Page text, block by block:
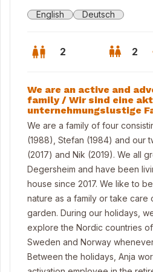
Haus im Sommer
English Deutsch
2 2
We are an active and
family / Wir sind eine
unternehmungslustige
We are a family of four
(1988), Stefan (1984) and our
(2017) and Nik (2019). We all
Degersheim and have been
house since 2017. We like to
nature as a family or take care
garden. During our holidays,
explore the Nordic countries of
Sweden and Norway
Between the holidays, Anja